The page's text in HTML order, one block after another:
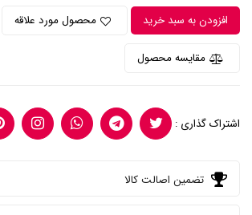
افزودن به سبد خرید محصول مورد علاقه
مقایسه محصول
اشتراک گذاری :
تضمین اصالت کالا